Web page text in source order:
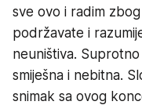
sve ovo i radim
podržavate i
neuništiva.
smiješna i nebitna.
snimak sa ovog